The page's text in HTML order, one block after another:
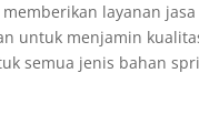
layanan
untuk menjamin
semua jenis bahan